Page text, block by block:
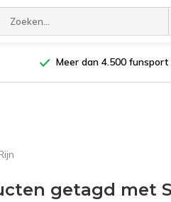
Meer dan 4.500
getagd met